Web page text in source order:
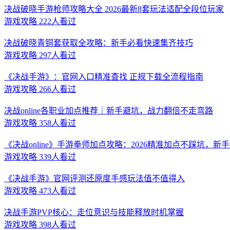
决战破晓手游枪师攻略大全 2026最新8套玩法适配全段位玩家
游戏攻略 222人看过
决战破晓青铜套获取全攻略：新手必看快速集齐技巧
游戏攻略 297人看过
《决战手游》：官网入口精准查找 正规下载全流程指南
游戏攻略 266人看过
决战online各职业加点推荐｜新手避坑，战力翻倍不走弯路
游戏攻略 358人看过
《决战online》手游拳师加点攻略：2026精准加点不踩坑，新
游戏攻略 339人看过
《决战手游》官网评测还原度手感玩法值不值得入
游戏攻略 473人看过
决战手游PVP核心：走位意识与技能释放时机掌握
游戏攻略 398人看过